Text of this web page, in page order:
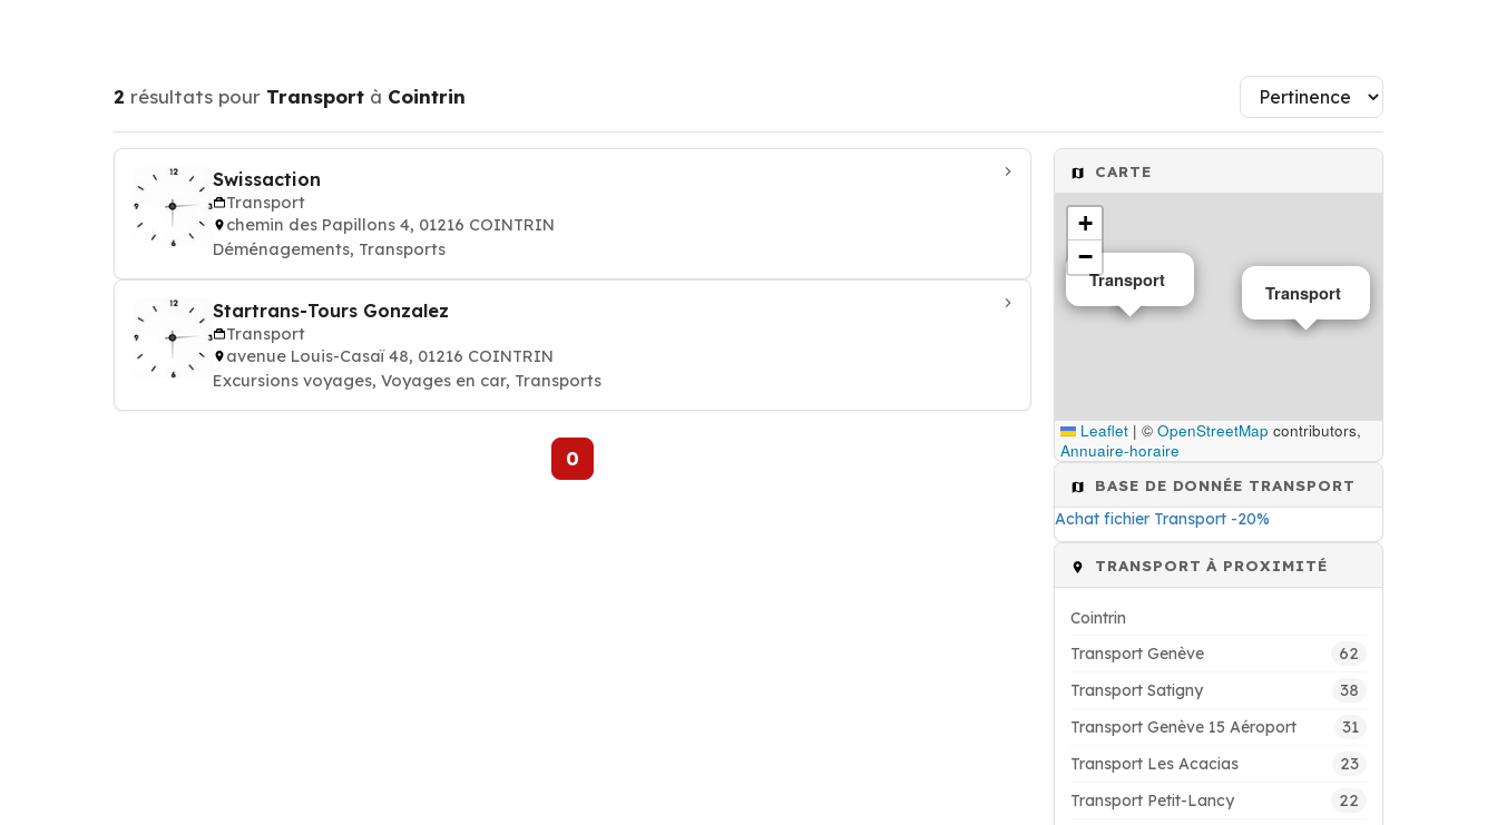
2 résultats pour Transport à Cointrin
Swissaction
Transport
chemin des Papillons 4, 01216 COINTRIN
Déménagements, Transports
Startrans-Tours Gonzalez
Transport
avenue Louis-Casaï 48, 01216 COINTRIN
Excursions voyages, Voyages en car, Transports
0
CARTE
Transport
Transport
+
−
Leaflet | © OpenStreetMap contributors,
Annuaire-horaire
BASE DE DONNÉE TRANSPORT
Achat fichier Transport -20%
TRANSPORT À PROXIMITÉ
Cointrin
Transport Genève
62
Transport Satigny 38
Transport Genève 15 Aéroport 31
Transport Les Acacias 23
Transport Petit-Lancy 22